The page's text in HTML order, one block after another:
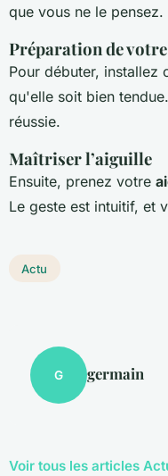
que vous ne le pensez.
Préparation de
Pour débuter, installez
qu'elle soit bien
réussie.
Maîtriser l’aiguille
Ensuite, prenez votre
Le geste est intuitif, et
Actu
G germain
Voir tous les articles